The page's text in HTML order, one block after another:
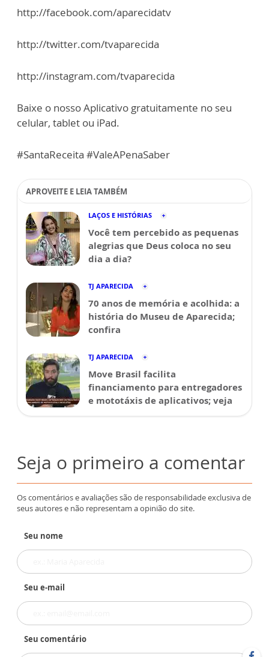
http://facebook.com/aparecidatv
http://twitter.com/tvaparecida
http://instagram.com/tvaparecida
Baixe o nosso Aplicativo gratuitamente no seu
celular, tablet ou iPad.
#SantaReceita #ValeAPenaSaber
APROVEITE E LEIA TAMBÉM
LAÇOS E HISTÓRIAS
Você tem percebido as pequenas
alegrias que Deus coloca no seu
dia a dia?
TJ APARECIDA
70 anos de memória e acolhida: a
história do Museu de Aparecida;
confira
TJ APARECIDA
Move Brasil facilita
financiamento para entregadores
e mototáxis de aplicativos; veja
Seja o primeiro a comentar
Os comentários e avaliações são de responsabilidade exclusiva de
seus autores e não representam a opinião do site.
Seu nome
Seu e-mail
Seu comentário